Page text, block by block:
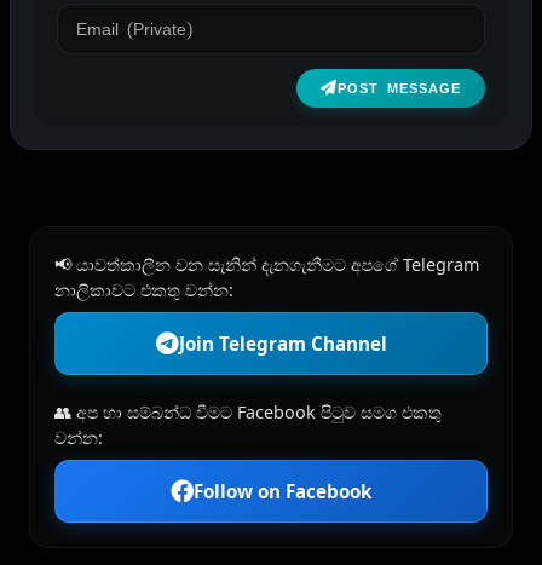
POST MESSAGE
📢 යාවත්කාලීන වන සැනින් දැනගැනීමට අපගේ Telegram
නාලිකාවට එකතු වන්න:
Join Telegram Channel
👥 අප හා සම්බන්ධ වීමට Facebook පිටුව සමග එකතු
වන්න:
Follow on Facebook